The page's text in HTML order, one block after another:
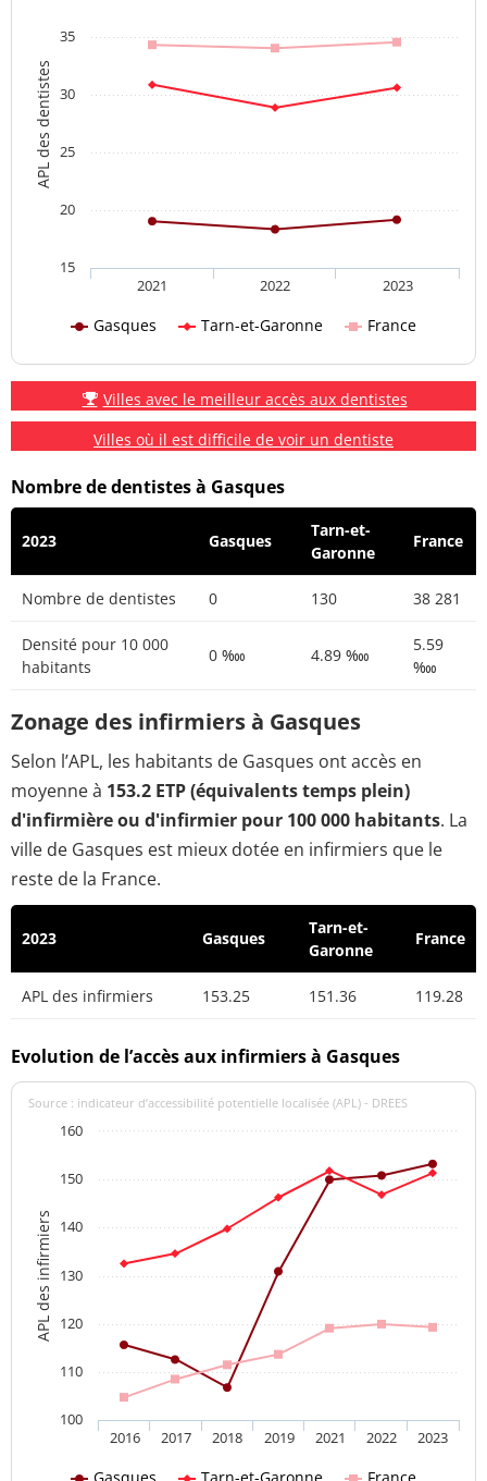
APL des dentistes
Gasques Tarn-et-Garonne France
2021 2022 2023
15
20
25
30
35
Villes avec le meilleur accès aux dentistes
Villes où il est difficile de voir un dentiste
Nombre de dentistes à Gasques
2023 Gasques
Tarn-et-
Garonne
France
Nombre de dentistes 0 130 38 281
Densité pour 10 000
habitants
0 ‱ 4.89 ‱
5.59
‱
Zonage des infirmiers à Gasques
Selon l’APL, les habitants de Gasques ont accès en
moyenne à 153.2 ETP (équivalents temps plein)
d'infirmière ou d'infirmier pour 100 000 habitants. La
ville de Gasques est mieux dotée en infirmiers que le
reste de la France.
2023 Gasques
Tarn-et-
Garonne
France
APL des infirmiers 153.25 151.36 119.28
Evolution de l’accès aux infirmiers à Gasques
APL des infirmiers
Source : indicateur d’accessibilité potentielle localisée (APL) - DREES
2016 2017 2018 2019 2021 2022 2023
100
110
120
130
140
150
160